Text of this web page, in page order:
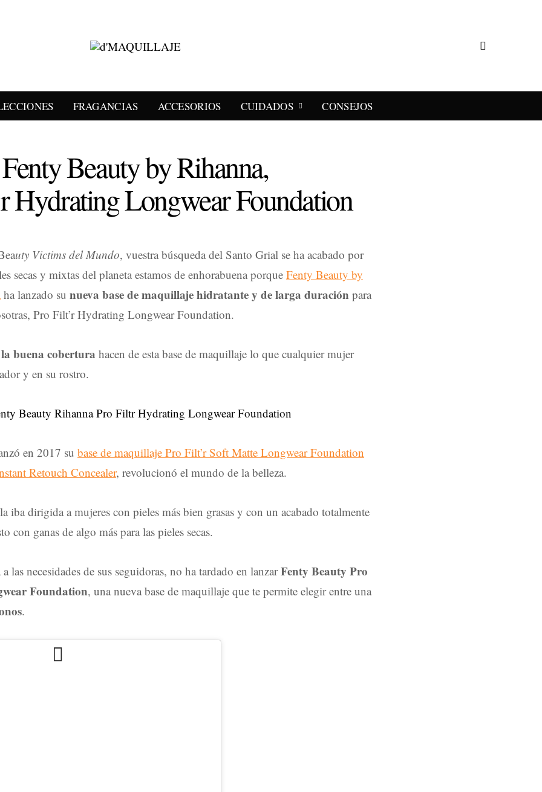
FRAGANCIAS ACCESORIOS CUIDADOS CONSEJOS
Fenty Beauty by Rihanna,
Hydrating Longwear Foundation
uty Victims del Mundo, vuestra búsqueda del Santo Grial se ha acabado por
secas y mixtas del planeta estamos de enhorabuena porque Fenty Beauty by
ha lanzado su nueva base de maquillaje hidratante y de larga duración para
Pro Filt’r Hydrating Longwear Foundation.
buena cobertura hacen de esta base de maquillaje lo que cualquier mujer
y en su rostro.
en 2017 su base de maquillaje Pro Filt’r Soft Matte Longwear Foundation
Retouch Concealer, revolucionó el mundo de la belleza.
iba dirigida a mujeres con pieles más bien grasas y con un acabado totalmente
con ganas de algo más para las pieles secas.
las necesidades de sus seguidoras, no ha tardado en lanzarFenty Beauty Pro
Foundation, una nueva base de maquillaje que te permite elegir entre una
.